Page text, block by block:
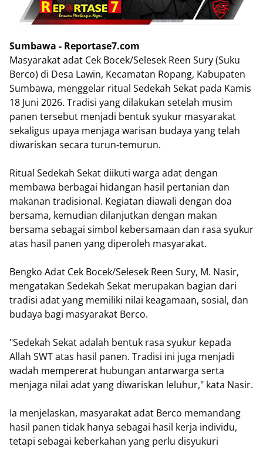
Sumbawa - Reportase7.com
Masyarakat adat Cek Bocek/Selesek Reen Sury (Suku
Berco) di Desa Lawin, Kecamatan Ropang, Kabupaten
Sumbawa, menggelar ritual Sedekah Sekat pada Kamis
18 Juni 2026. Tradisi yang dilakukan setelah musim
panen tersebut menjadi bentuk syukur masyarakat
sekaligus upaya menjaga warisan budaya yang telah
diwariskan secara turun-temurun.
Ritual Sedekah Sekat diikuti warga adat dengan
membawa berbagai hidangan hasil pertanian dan
makanan tradisional. Kegiatan diawali dengan doa
bersama, kemudian dilanjutkan dengan makan
bersama sebagai simbol kebersamaan dan rasa syukur
atas hasil panen yang diperoleh masyarakat.
Bengko Adat Cek Bocek/Selesek Reen Sury, M. Nasir,
mengatakan Sedekah Sekat merupakan bagian dari
tradisi adat yang memiliki nilai keagamaan, sosial, dan
budaya bagi masyarakat Berco.
"Sedekah Sekat adalah bentuk rasa syukur kepada
Allah SWT atas hasil panen. Tradisi ini juga menjadi
wadah mempererat hubungan antarwarga serta
menjaga nilai adat yang diwariskan leluhur," kata Nasir.
Ia menjelaskan, masyarakat adat Berco memandang
hasil panen tidak hanya sebagai hasil kerja individu,
tetapi sebagai keberkahan yang perlu disyukuri